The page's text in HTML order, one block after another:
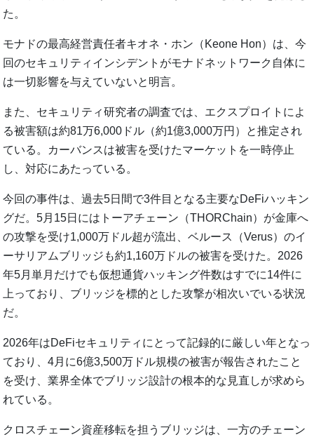
た。
モナドの最高経営責任者キオネ・ホン（Keone Hon）は、今
回のセキュリティインシデントがモナドネットワーク自体に
は一切影響を与えていないと明言。
また、セキュリティ研究者の調査では、エクスプロイトによ
る被害額は約81万6,000ドル（約1億3,000万円）と推定され
ている。カーバンスは被害を受けたマーケットを一時停止
し、対応にあたっている。
今回の事件は、過去5日間で3件目となる主要なDeFiハッキン
グだ。5月15日にはトーアチェーン（THORChain）が金庫へ
の攻撃を受け1,000万ドル超が流出、ベルース（Verus）のイ
ーサリアムブリッジも約1,160万ドルの被害を受けた。2026
年5月単月だけでも仮想通貨ハッキング件数はすでに14件に
上っており、ブリッジを標的とした攻撃が相次いでいる状況
だ。
2026年はDeFiセキュリティにとって記録的に厳しい年となっ
ており、4月に6億3,500万ドル規模の被害が報告されたこと
を受け、業界全体でブリッジ設計の根本的な見直しが求めら
れている。
クロスチェーン資産移転を担うブリッジは、一方のチェーン